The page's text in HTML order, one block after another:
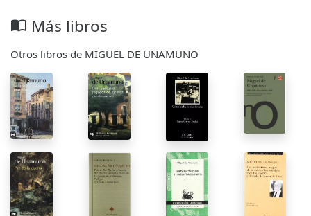
import_contacts Más libros
Otros libros de MIGUEL DE UNAMUNO